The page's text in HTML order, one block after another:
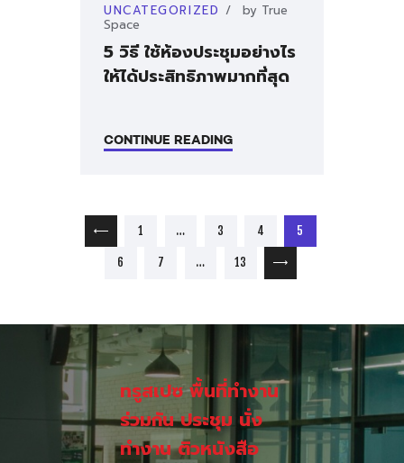
UNCATEGORIZED by True
Space
5 วิธี ใช้ห้องประชุมอย่างไร
ให้ได้ประสิทธิภาพมากที่สุด
CONTINUE READING
เมนูนำทาง เรื่อง
<
PAGE
1 … PAGE
3 PAGE
4 PAGE
5
PAGE
6 PAGE
7 … PAGE
13
ทรูสเปซ พื้นที่ทำงาน
ร่วมกัน ประชุม นั่ง
ทำงาน ติวหนังสือ